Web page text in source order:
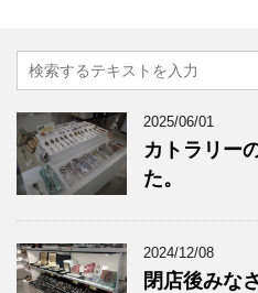
2025/06/01
カトラリー
た。
2024/12/08
閉店後みな